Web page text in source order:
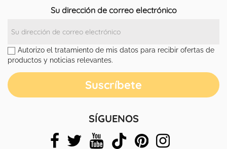
Su dirección de correo electrónico
Autorizo el tratamiento de mis datos para recibir ofertas de
productos y noticias relevantes.
SÍGUENOS